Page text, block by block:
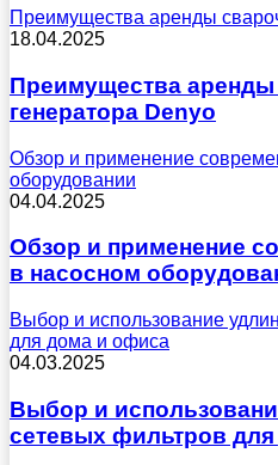
Преимущества аренды
18.04.2025
Преимущества аренды
генератора Denyo
Обзор и применение
оборудовании
04.04.2025
Обзор и применение
в насосном
Выбор и использование
для дома и офиса
04.03.2025
Выбор и
сетевых фильтров